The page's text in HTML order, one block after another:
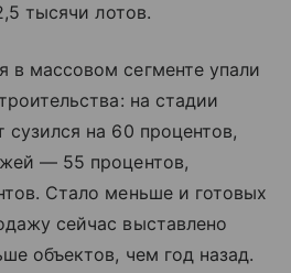
тысячи лотов.
в массовом сегменте упали
на стадии
сузился на 60 процентов,
— 55 процентов,
Стало меньше и готовых
сейчас выставлено
объектов, чем год назад.